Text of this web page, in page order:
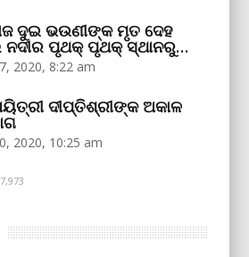
ଦୁଇ ଭଉଣୀଙ୍କ ମୃତ ଦେହ
ନଦୀର ପୃଥକ୍‌ ପୃଥକ୍‌ ସ୍ଥାନରୁ…
2020, 8:22 am
ଦୀପ୍ତିଶ୍ରୀଙ୍କ ଅକାଳ
2020, 10:25 am